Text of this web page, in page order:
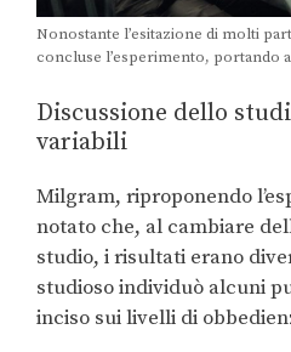
Nonostante l’esitazione di molti
concluse l’esperimento, portando
Discussione dello
variabili
Milgram, riproponendo
notato che, al cambiare
studio, i risultati erano
studioso individuò alcuni
inciso sui livelli di